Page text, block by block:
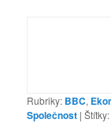
Rubriky: BBC,
Společnost |Štítky: